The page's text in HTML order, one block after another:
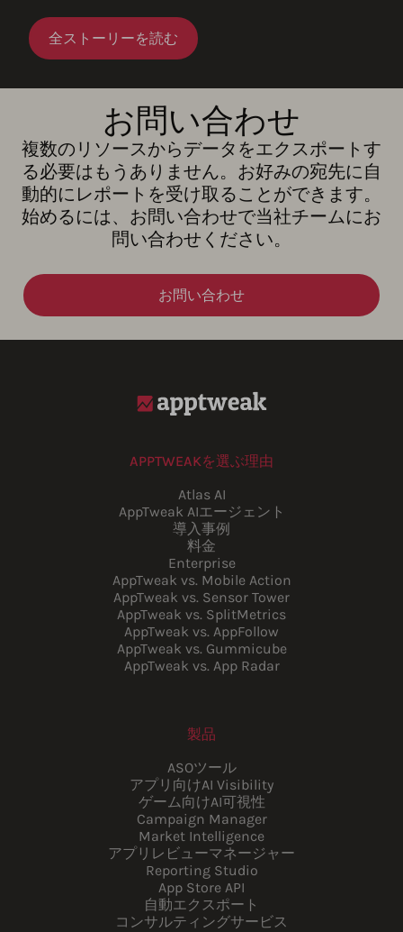
全ストーリーを読む
お問い合わせ
複数のリソースからデータをエクスポートす
る必要はもうありません。お好みの宛先に自
動的にレポートを受け取ることができます。
始めるには、お問い合わせで当社チームにお
問い合わせください。
お問い合わせ
APPTWEAKを選ぶ理由
Atlas AI
AppTweak AIエージェント
導入事例
料金
Enterprise
AppTweak vs. Mobile Action
AppTweak vs. Sensor Tower
AppTweak vs. SplitMetrics
AppTweak vs. AppFollow
AppTweak vs. Gummicube
AppTweak vs. App Radar
製品
ASOツール
アプリ向けAI Visibility
ゲーム向けAI可視性
Campaign Manager
Market Intelligence
アプリレビューマネージャー
Reporting Studio
App Store API
自動エクスポート
コンサルティングサービス